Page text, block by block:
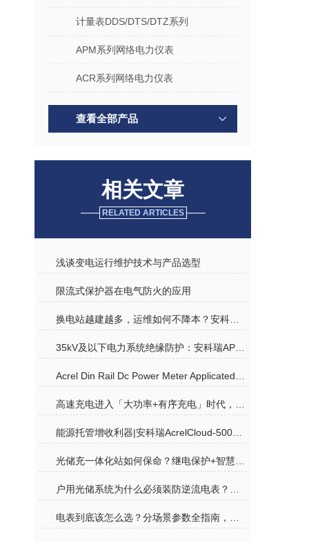
计量表DDS/DTS/DTZ系列
APM系列网络电力仪表
ACR系列网络电力仪表
查看全部产品
相关文章
RELATED ARTICLES
浅谈变电运行维护技术与产品选型
限流式保护器在电气防火的应用